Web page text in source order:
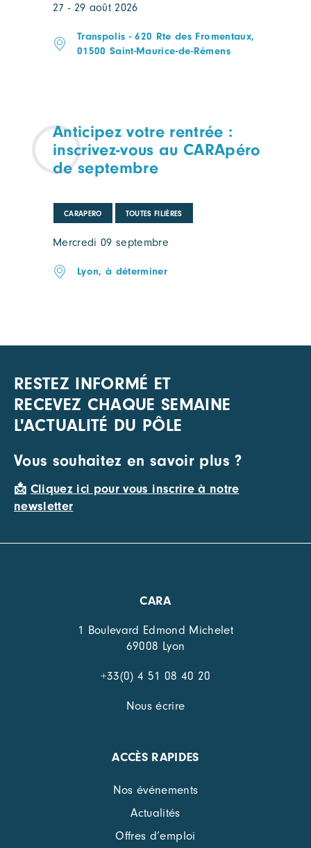
27 - 29 août 2026
Transpolis - 620 Rte des Fromentaux,
01500 Saint-Maurice-de-Rémens
Anticipez votre rentrée :
inscrivez-vous au CARApéro
de septembre
CARAPERO TOUTES FILIÈRES
Mercredi 09 septembre
Lyon, à déterminer
RESTEZ INFORMÉ ET
RECEVEZ CHAQUE SEMAINE
L'ACTUALITÉ DU PÔLE
Vous souhaitez en savoir plus ?
📩 Cliquez ici pour vous inscrire à notre
newsletter
CARA
1 Boulevard Edmond Michelet
69008 Lyon
+33(0) 4 51 08 40 20
Nous écrire
ACCÈS RAPIDES
Nos événements
Actualités
Offres d’emploi